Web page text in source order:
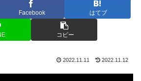
Facebook はてブ
コピー
2022.11.11 2022.11.12